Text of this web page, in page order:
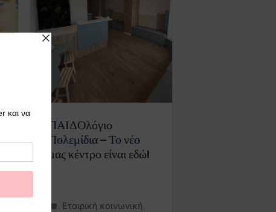
ΠΑΙΔΟλόγιο
Πολεμίδια – Το νέο
μας κέντρο είναι εδώ!
Εταιρική κοινωνική